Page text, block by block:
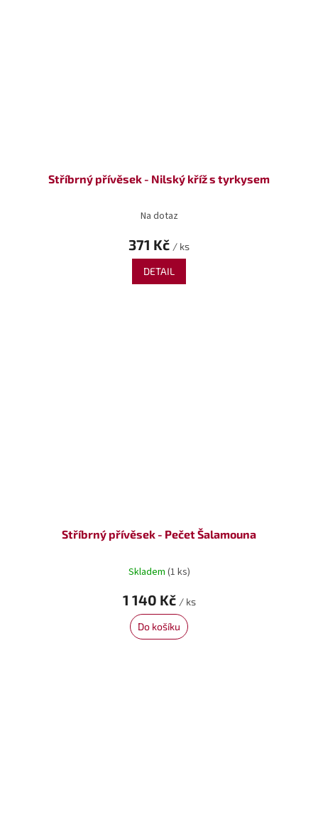
Stříbrný přívěsek - Nilský kříž s tyrkysem
Na dotaz
371 Kč / ks
DETAIL
Stříbrný přívěsek - Pečet Šalamouna
Skladem (1 ks)
1 140 Kč / ks
Do košíku